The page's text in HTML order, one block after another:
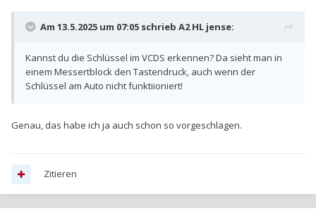
Am 13.5.2025 um 07:05 schrieb A2 HL jense:
Kannst du die Schlüssel im VCDS erkennen? Da sieht man in
einem Messertblock den Tastendruck, auch wenn der
Schlüssel am Auto nicht funktiioniert!
Genau, das habe ich ja auch schon so vorgeschlagen.
Zitieren